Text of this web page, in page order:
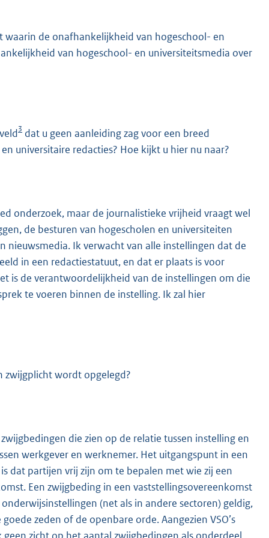
de onafhankelijkheid van hogeschool- en
van hogeschool- en universiteitsmedia over
3 dat u geen aanleiding zag voor een breed
universitaire redacties? Hoe kijkt u hier nu naar?
onderzoek, maar de journalistieke vrijheid vraagt wel
de besturen van hogescholen en universiteiten
Ik verwacht van alle instellingen dat de
in een redactiestatuut, en dat er plaats is voor
is de verantwoordelijkheid van de instellingen om die
te voeren binnen de instelling. Ik zal hier
wordt opgelegd?
die zien op de relatie tussen instelling en
werkgever en werknemer. Het uitgangspunt in een
dat partijen vrij zijn om te bepalen met wie zij een
Een zwijgbeding in een vaststellingsovereenkomst
(net als in andere sectoren) geldig,
zeden of de openbare orde. Aangezien VSO’s